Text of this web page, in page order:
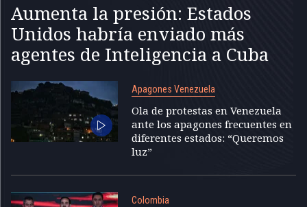
Aumenta la presión: Estados
Unidos habría enviado más
agentes de Inteligencia a Cuba
Apagones Venezuela
Ola de protestas en Venezuela
ante los apagones frecuentes en
diferentes estados: “Queremos
luz”
Colombia